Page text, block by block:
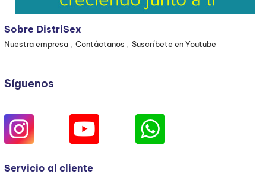
Sobre DistriSex
Nuestra empresa Contáctanos Suscríbete en Youtube
Síguenos
Servicio al cliente